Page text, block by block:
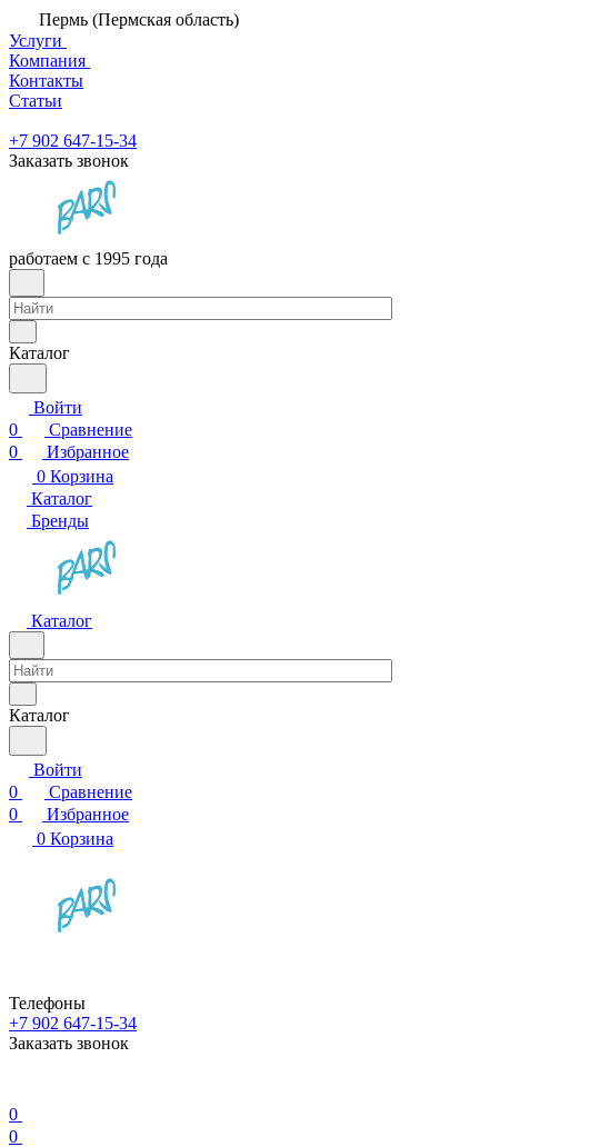
Пермь (Пермская область)
Услуги
Компания
Контакты
Статьи
+7 902 647-15-34
Заказать звонок
работаем с 1995 года
Каталог
Войти
0
Сравнение
0
Избранное
0 Корзина
Каталог
Бренды
Каталог
Каталог
Войти
0
Сравнение
0
Избранное
0 Корзина
Телефоны
+7 902 647-15-34
Заказать звонок
0
0